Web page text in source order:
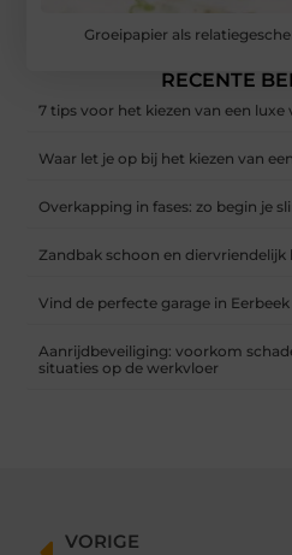
Groeipapier als
RECENTE
7 tips voor het kiezen van een luxe
Waar let je op bij het kiezen van
Overkapping in fases: zo begin je
Zandbak schoon en diervriendelijk
Vind de perfecte garage in Eerbeek
Aanrijdbeveiliging: voorkom
situaties op de werkvloer
VORIGE